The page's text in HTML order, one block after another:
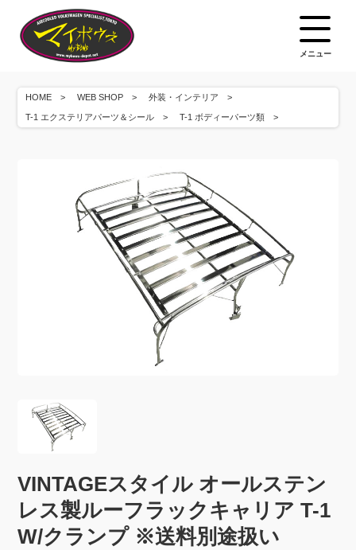
メニュー
HOME WEB SHOP 外装・インテリア
T-1 エクステリアパーツ＆シール T-1 ボディーパーツ類
VINTAGEスタイル オールステン
レス製ルーフラックキャリア T-1
W/クランプ ※送料別途扱い